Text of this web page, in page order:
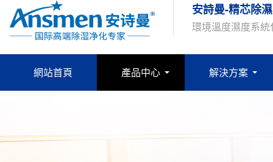
安詩曼-精芯除
環境溫度濕度系
網站首頁 產品中心 解決方案